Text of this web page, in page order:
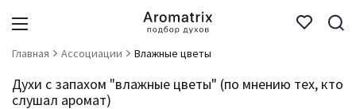
Главная Ассоциации Влажные цветы
Духи с запахом "влажные цветы" (по мнению тех, кто
слушал аромат)